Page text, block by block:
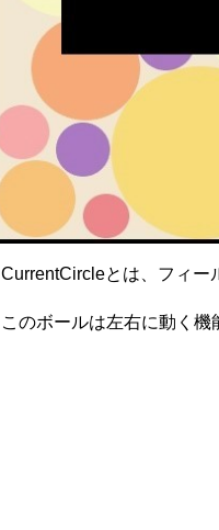
CurrentCircleとは、フィー
このボールは左右に動く機